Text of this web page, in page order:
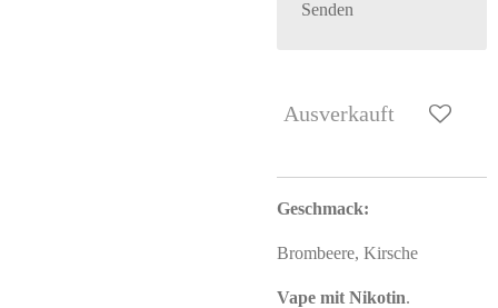
Senden
Ausverkauft
Geschmack:
Brombeere, Kirsche
Vape mit Nikotin.